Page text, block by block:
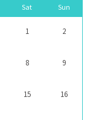
Sat Sun
1 2
8 9
15 16